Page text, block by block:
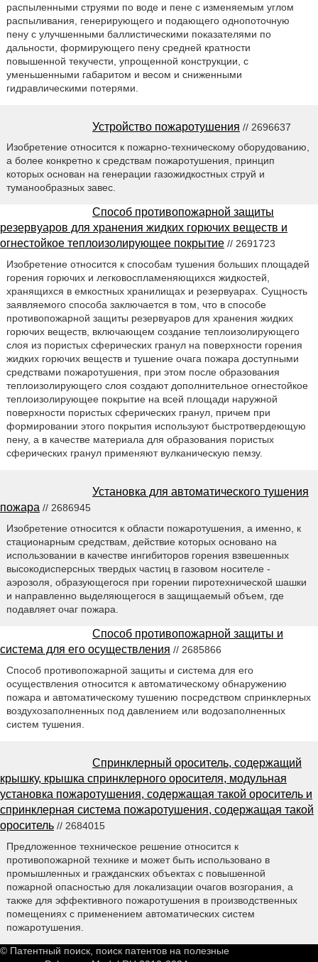
распыленными струями по воде и пене с изменяемым углом
распыливания, генерирующего и подающего однопоточную
пену с улучшенными баллистическими показателями по
дальности, формирующего пену средней кратности
повышенной текучести, упрощенной конструкции, с
уменьшенными габаритом и весом и сниженными
гидравлическими потерями.
Устройство пожаротушения // 2696637
Изобретение относится к пожарно-техническому оборудованию,
а более конкретно к средствам пожаротушения, принцип
которых основан на генерации газожидкостных струй и
туманообразных завес.
Способ противопожарной защиты
резервуаров для хранения жидких горючих веществ и
огнестойкое теплоизолирующее покрытие // 2691723
Изобретение относится к способам тушения больших площадей
горения горючих и легковоспламеняющихся жидкостей,
хранящихся в емкостных хранилищах и резервуарах. Сущность
заявляемого способа заключается в том, что в способе
противопожарной защиты резервуаров для хранения жидких
горючих веществ, включающем создание теплоизолирующего
слоя из пористых сферических гранул на поверхности горения
жидких горючих веществ и тушение очага пожара доступными
средствами пожаротушения, при этом после образования
теплоизолирующего слоя создают дополнительное огнестойкое
теплоизолирующее покрытие на всей площади наружной
поверхности пористых сферических гранул, причем при
формировании этого покрытия используют быстротвердеющую
пену, а в качестве материала для образования пористых
сферических гранул применяют вулканическую пемзу.
Установка для автоматического тушения
пожара // 2686945
Изобретение относится к области пожаротушения, а именно, к
стационарным средствам, действие которых основано на
использовании в качестве ингибиторов горения взвешенных
высокодисперсных твердых частиц в газовом носителе -
аэрозоля, образующегося при горении пиротехнической шашки
и направленно выделяющегося в защищаемый объем, где
подавляет очаг пожара.
Способ противопожарной защиты и
система для его осуществления // 2685866
Способ противопожарной защиты и система для его
осуществления относится к автоматическому обнаружению
пожара и автоматическому тушению посредством спринклерных
воздухозаполненных под давлением или водозаполненных
систем тушения.
Спринклерный ороситель, содержащий
крышку, крышка спринклерного оросителя, модульная
установка пожаротушения, содержащая такой ороситель и
спринклерная система пожаротушения, содержащая такой
ороситель // 2684015
Предложенное техническое решение относится к
противопожарной технике и может быть использовано в
промышленных и гражданских объектах с повышенной
пожарной опасностью для локализации очагов возгорания, а
также для эффективного пожаротушения в производственных
помещениях с применением автоматических систем
пожаротушения.
© Патентный поиск, поиск патентов на полезные